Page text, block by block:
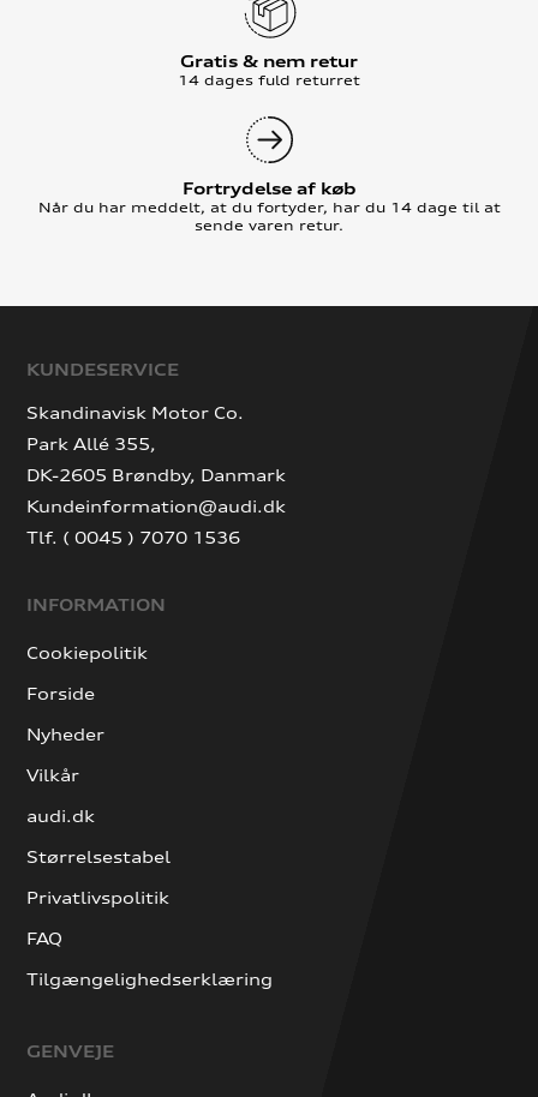
Gratis & nem retur
14 dages fuld returret
Fortrydelse af køb
Når du har meddelt, at du fortyder, har du 14 dage til at
sende varen retur.
KUNDESERVICE
Skandinavisk Motor Co.
Park Allé 355,
DK-2605 Brøndby, Danmark
Kundeinformation@audi.dk
Tlf. ( 0045 ) 7070 1536
INFORMATION
Cookiepolitik
Forside
Nyheder
Vilkår
audi.dk
Størrelsestabel
Privatlivspolitik
FAQ
Tilgængelighedserklæring
GENVEJE